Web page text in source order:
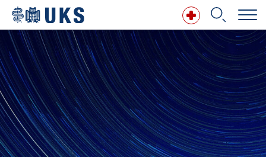
Direkt zum Inhalt springen
Suchbegriff
Suchen